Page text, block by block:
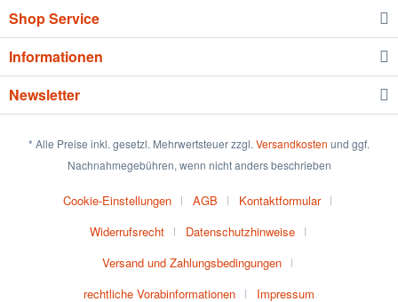
Shop Service
Informationen
Newsletter
* Alle Preise inkl. gesetzl. Mehrwertsteuer zzgl. Versandkosten und ggf.
Nachnahmegebühren, wenn nicht anders beschrieben
Cookie-Einstellungen AGB
Kontaktformular
Widerrufsrecht
Datenschutzhinweise
Versand und Zahlungsbedingungen
rechtliche Vorabinformationen
Impressum